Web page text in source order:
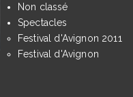
Non classé
Spectacles
Festival d'Avignon 2011
Festival d'Avignon